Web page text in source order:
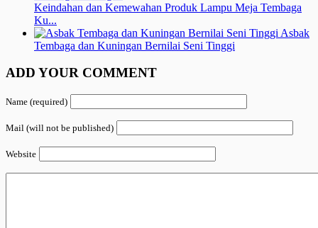
Keindahan dan Kemewahan Produk Lampu Meja Tembaga
Ku...
Asbak
Tembaga dan Kuningan Bernilai Seni Tinggi
ADD YOUR COMMENT
Name (required)
Mail (will not be published)
Website